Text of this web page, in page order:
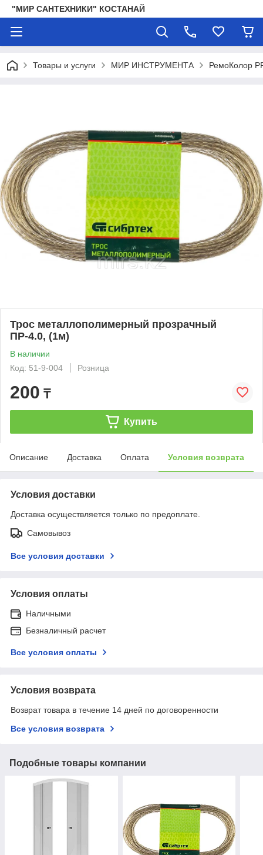
"МИР САНТЕХНИКИ" КОСТАНАЙ
Товары и услуги МИР ИНСТРУМЕНТА РемоКолор
Трос металлополимерный прозрачный
ПР-4.0, (1м)
В наличии
Код: 51-9-004
Розница
200 ₸
Купить
Описание Доставка Оплата Условия возврата
Условия доставки
Доставка осуществляется только по предоплате.
Самовывоз
Все условия доставки
Условия оплаты
Наличными
Безналичный расчет
Все условия оплаты
Условия возврата
Возврат товара в течение 14 дней по договоренности
Все условия возврата
Подобные товары компании